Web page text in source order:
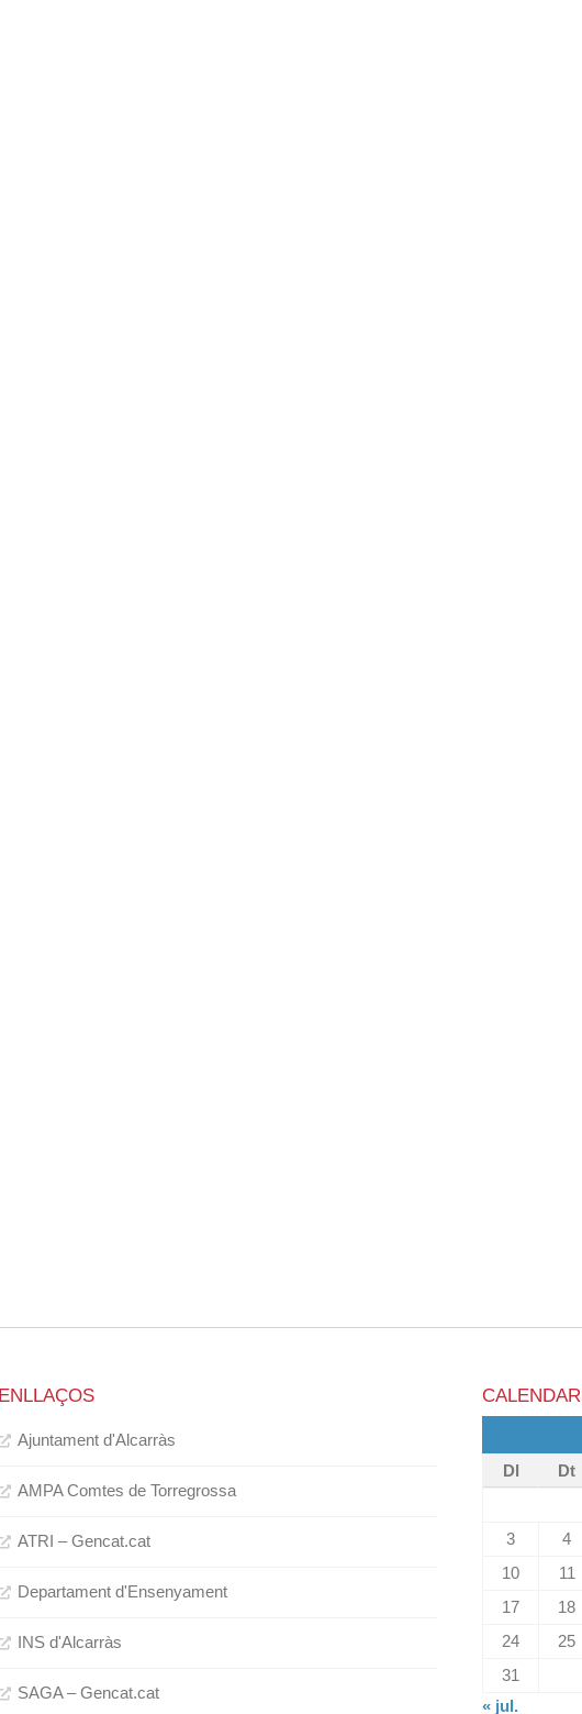
ENLLAÇOS
Ajuntament d'Alcarràs
AMPA Comtes de Torregrossa
ATRI – Gencat.cat
Departament d'Ensenyament
INS d'Alcarràs
SAGA – Gencat.cat
CALENDARI
Dl
Dt
3
4
10
11
17
18
24
25
31
« jul.